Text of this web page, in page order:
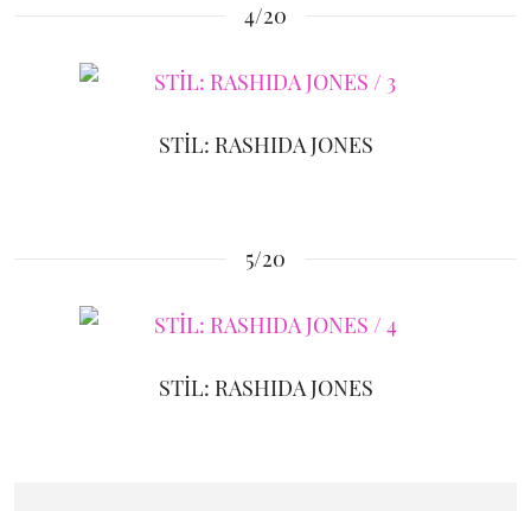
4/20
STİL: RASHIDA JONES
5/20
STİL: RASHIDA JONES